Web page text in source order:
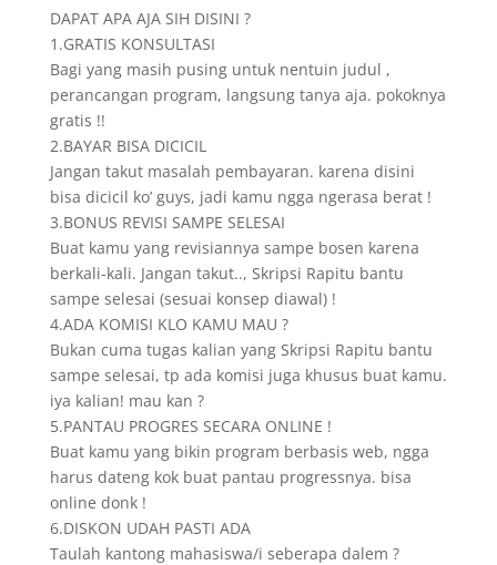
DAPAT APA AJA SIH DISINI ?
1.GRATIS KONSULTASI
Bagi yang masih pusing untuk nentuin judul ,
perancangan program, langsung tanya aja. pokoknya
gratis !!
2.BAYAR BISA DICICIL
Jangan takut masalah pembayaran. karena disini
bisa dicicil ko’ guys, jadi kamu ngga ngerasa berat !
3.BONUS REVISI SAMPE SELESAI
Buat kamu yang revisiannya sampe bosen karena
berkali-kali. Jangan takut.., Skripsi Rapitu bantu
sampe selesai (sesuai konsep diawal) !
4.ADA KOMISI KLO KAMU MAU ?
Bukan cuma tugas kalian yang Skripsi Rapitu bantu
sampe selesai, tp ada komisi juga khusus buat kamu.
iya kalian! mau kan ?
5.PANTAU PROGRES SECARA ONLINE !
Buat kamu yang bikin program berbasis web, ngga
harus dateng kok buat pantau progressnya. bisa
online donk !
6.DISKON UDAH PASTI ADA
Taulah kantong mahasiswa/i seberapa dalem ?